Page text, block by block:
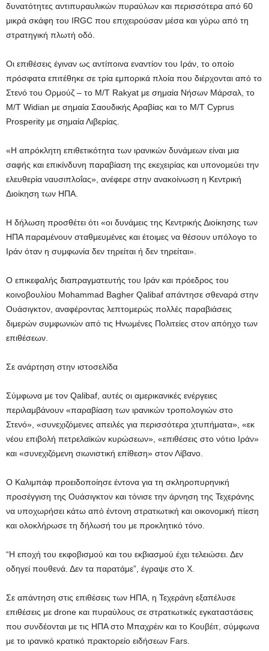
δυνατότητες αντιπυραυλικών πυραύλων και περισσότερα από 60
μικρά σκάφη του IRGC που επιχειρούσαν μέσα και γύρω από τη
στρατηγική πλωτή οδό.
Οι επιθέσεις έγιναν ως αντίποινα εναντίον του Ιράν, το οποίο
πρόσφατα επιτέθηκε σε τρία εμπορικά πλοία που διέρχονται από το
Στενό του Ορμούζ – το M/T Rakyat με σημαία Νήσων Μάρσαλ, το
M/T Widian με σημαία Σαουδικής Αραβίας και το M/T Cyprus
Prosperity με σημαία Λιβερίας.
«Η απρόκλητη επιθετικότητα των ιρανικών δυνάμεων είναι μια
σαφής και επικίνδυνη παραβίαση της εκεχειρίας και υπονομεύει την
ελευθερία ναυσιπλοΐας», ανέφερε στην ανακοίνωση η Κεντρική
Διοίκηση των ΗΠΑ.
Η δήλωση προσθέτει ότι «οι δυνάμεις της Κεντρικής Διοίκησης των
ΗΠΑ παραμένουν σταθμευμένες και έτοιμες να θέσουν υπόλογο το
Ιράν όταν η συμφωνία δεν τηρείται ή δεν τηρείται».
Ο επικεφαλής διαπραγματευτής του Ιράν και πρόεδρος του
κοινοβουλίου Mohammad Bagher Qalibaf απάντησε σθεναρά στην
Ουάσιγκτον, αναφέροντας λεπτομερώς πολλές παραβιάσεις
διμερών συμφωνιών από τις Ηνωμένες Πολιτείες στον απόηχο των
επιθέσεων.
Σε ανάρτηση στην ιστοσελίδα
Σύμφωνα με τον Qalibaf, αυτές οι αμερικανικές ενέργειες
περιλαμβάνουν «παραβίαση των ιρανικών τροπολογιών στο
Στενό», «συνεχιζόμενες απειλές για περισσότερα χτυπήματα», «εκ
νέου επιβολή πετρελαϊκών κυρώσεων», «επιθέσεις στο νότιο Ιράν»
και «συνεχιζόμενη σιωνιστική επίθεση» στον Λίβανο.
Ο Καλιμπάφ προειδοποίησε έντονα για τη σκληροπυρηνική
προσέγγιση της Ουάσιγκτον και τόνισε την άρνηση της Τεχεράνης
να υποχωρήσει κάτω από έντονη στρατιωτική και οικονομική πίεση
και ολοκλήρωσε τη δήλωσή του με προκλητικό τόνο.
“Η εποχή του εκφοβισμού και του εκβιασμού έχει τελειώσει. Δεν
οδηγεί πουθενά. Δεν τα παρατάμε”, έγραψε στο X.
Σε απάντηση στις επιθέσεις των ΗΠΑ, η Τεχεράνη εξαπέλυσε
επιθέσεις με drone και πυραύλους σε στρατιωτικές εγκαταστάσεις
που συνδέονται με τις ΗΠΑ στο Μπαχρέιν και το Κουβέιτ, σύμφωνα
με το ιρανικό κρατικό πρακτορείο ειδήσεων Fars.